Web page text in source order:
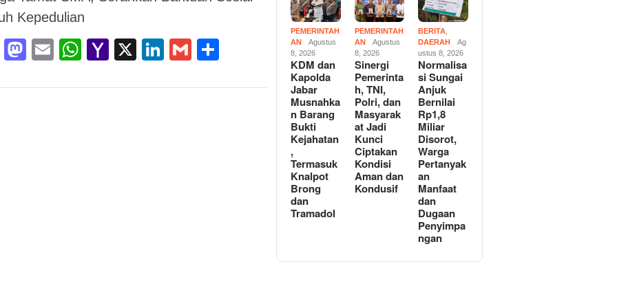
Kepedulian
Mastodon
EmailWhatsApp
Yahoo
X LinkedIn
Gmail
PEMERINTAH
AN
Agustus
8, 2026
KDM dan
Kapolda
Jabar
Musnahka
n Barang
Bukti
Kejahatan
,
Termasuk
Knalpot
Brong
dan
Tramadol
PEMERINTAH
AN
Agustus
8, 2026
Sinergi
Pemerinta
h, TNI,
Polri, dan
Masyarak
at Jadi
Kunci
Ciptakan
Kondisi
Aman dan
Kondusif
BERITA
DAERAH
Ag
ustus 8, 2026
Normalisa
si Sungai
Anjuk
Bernilai
Rp1,8
Miliar
Disorot,
Warga
Pertanyak
an
Manfaat
dan
Dugaan
Penyimpa
ngan